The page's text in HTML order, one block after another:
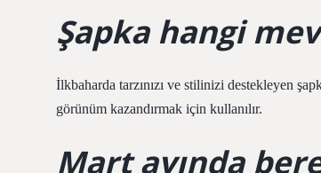
Şapka hangi
İlkbaharda tarzınızı ve stilinizi destekleyen
görünüm kazandırmak için kullanılır.
Mart ayında